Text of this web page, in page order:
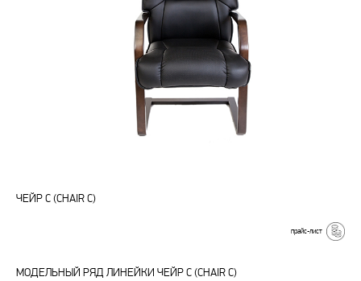
ЧЕЙР С (CHAIR C)
прайс-лист
МОДЕЛЬНЫЙ РЯД ЛИНЕЙКИ ЧЕЙР С (CHAIR C)